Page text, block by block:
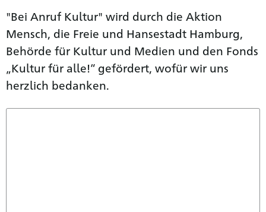
"Bei Anruf Kultur" wird durch die Aktion
Mensch, die Freie und Hansestadt Hamburg,
Behörde für Kultur und Medien und den Fonds
„Kultur für alle!“ gefördert, wofür wir uns
herzlich bedanken.